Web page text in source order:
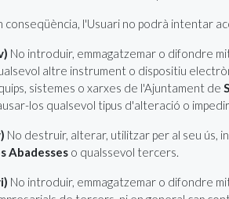
conseqüència, l'Usuari no podrà intentar
No introduir, emmagatzemar o difondre
altre instrument o dispositiu
sistemes o xarxes de l'Ajuntament de
los qualsevol tipus d'alteració o
No destruir, alterar, utilitzar per al seu ús,
Abadesses o qualssevol tercers.
No introduir, emmagatzemar o difondre